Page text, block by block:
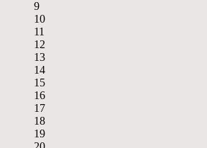
9
10
11
12
13
14
15
16
17
18
19